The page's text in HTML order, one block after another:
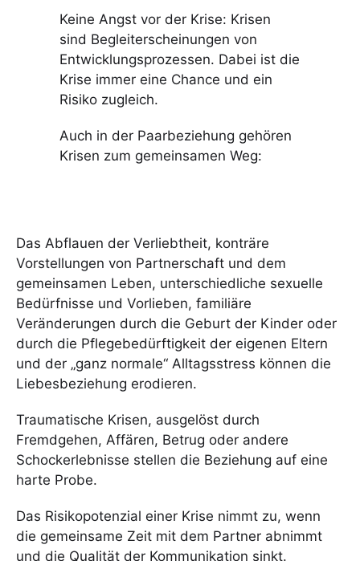
Keine Angst vor der Krise: Krisen
sind Begleiterscheinungen von
Entwicklungsprozessen. Dabei ist die
Krise immer eine Chance und ein
Risiko zugleich.
Auch in der Paarbeziehung gehören
Krisen zum gemeinsamen Weg:
Das Abflauen der Verliebtheit, konträre
Vorstellungen von Partnerschaft und dem
gemeinsamen Leben, unterschiedliche sexuelle
Bedürfnisse und Vorlieben, familiäre
Veränderungen durch die Geburt der Kinder oder
durch die Pflegebedürftigkeit der eigenen Eltern
und der „ganz normale“ Alltagsstress können die
Liebesbeziehung erodieren.
Traumatische Krisen, ausgelöst durch
Fremdgehen, Affären, Betrug oder andere
Schockerlebnisse stellen die Beziehung auf eine
harte Probe.
Das Risikopotenzial einer Krise nimmt zu, wenn
die gemeinsame Zeit mit dem Partner abnimmt
und die Qualität der Kommunikation sinkt.